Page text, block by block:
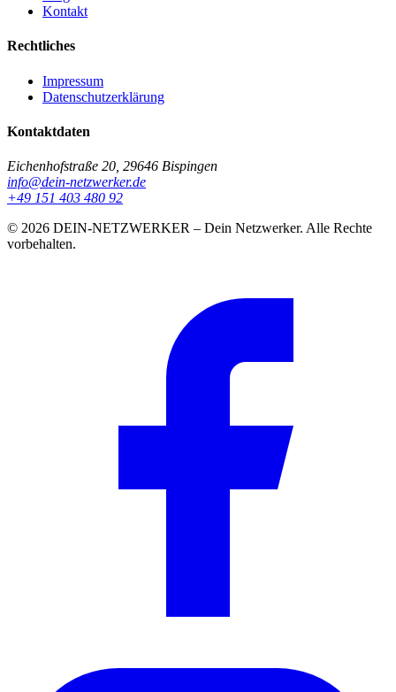
Kontakt
Rechtliches
Impressum
Datenschutzerklärung
Kontaktdaten
Eichenhofstraße 20, 29646 Bispingen
info@dein-netzwerker.de
+49 151 403 480 92
© 2026 DEIN-NETZWERKER – Dein Netzwerker. Alle Rechte
vorbehalten.